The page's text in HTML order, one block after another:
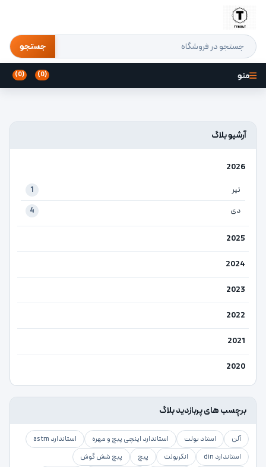
جستجو
منو (0)
(0)
آرشیو بلاگ
2026
تیر
1
دی 4
2025
2024
2023
2022
2021
2020
برچسب های پربازدید بلاگ
آلن استاد بولت استاندارد اینچی پیچ و مهره
استاندارد astm
استاندارد din
انکربولت پیچ
پیچ شش گوش